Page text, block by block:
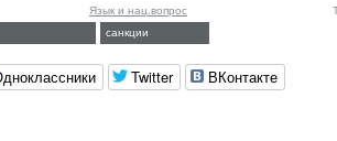
Язык и нац.вопрос
санкции
Twitter ВКонтакте